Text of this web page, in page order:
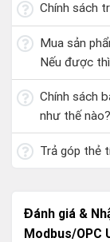
Chính sách
Mua sản
Nếu được
Chính sách
như thế nào?
Trả góp thẻ
Đánh giá &
Modbus/OPC